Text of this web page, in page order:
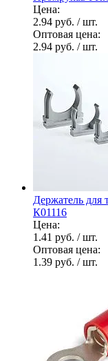
Цена:
2.94 руб. / шт.
Оптовая цена:
2.94 руб. / шт.
Держатель для
К01116
Цена:
1.41 руб. / шт.
Оптовая цена:
1.39 руб. / шт.